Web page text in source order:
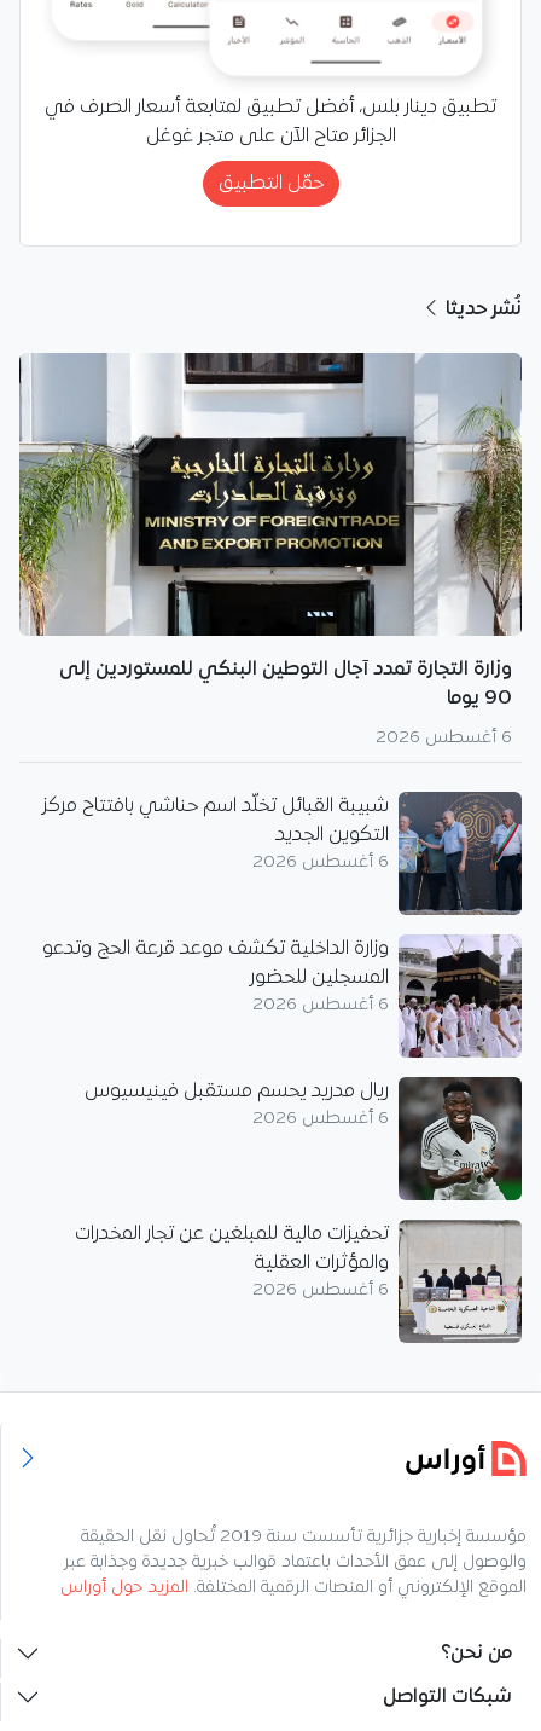
تطبيق دينار بلس، أفضل تطبيق لمتابعة أسعار الصرف في
الجزائر متاح الآن على متجر غوغل
حمّل التطبيق
نُشر حديثا
وزارة التجارة تمدد آجال التوطين البنكي للمستوردين إلى
90 يوما
6 أغسطس 2026
شبيبة القبائل تخلّد اسم حناشي بافتتاح مركز
التكوين الجديد
6 أغسطس 2026
وزارة الداخلية تكشف موعد قرعة الحج وتدعو
المسجلين للحضور
6 أغسطس 2026
ريال مدريد يحسم مستقبل فينيسيوس
6 أغسطس 2026
تحفيزات مالية للمبلغين عن تجار المخدرات
والمؤثرات العقلية
6 أغسطس 2026
مؤسسة إخبارية جزائرية تأسست سنة 2019 تُحاول نقل الحقيقة
والوصول إلى عمق الأحداث باعتماد قوالب خبرية جديدة وجذابة عبر
الموقع الإلكتروني أو المنصات الرقمية المختلفة. المزيد حول أوراس
من نحن؟
شبكات التواصل